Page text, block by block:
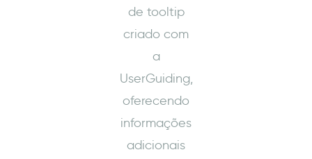
de tooltip
criado com
a
UserGuiding,
oferecendo
informações
adicionais